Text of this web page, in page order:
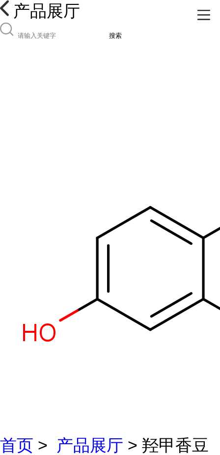
产品展厅
搜索
首页 > 产品展厅 > 羟甲香豆